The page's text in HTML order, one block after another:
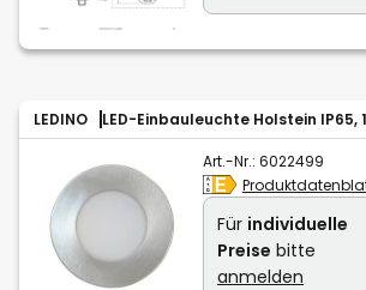
LEDINO LED-Einbauleuchte Holstein IP65,
Art.-Nr.: 6022499
Für individuelle
Preise bitte
anmelden